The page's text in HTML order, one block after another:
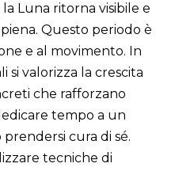
la Luna ritorna visibile e
Questo periodo è
e al movimento. In
si valorizza la crescita
che rafforzano
tempo a un
cura di sé.
tecniche di